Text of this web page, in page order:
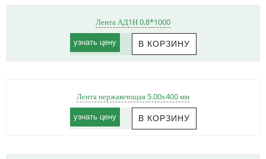
Лента АД1Н 0,8*1000
узнать цену
Лента нержавеющая 5.00х400 мм
узнать цену